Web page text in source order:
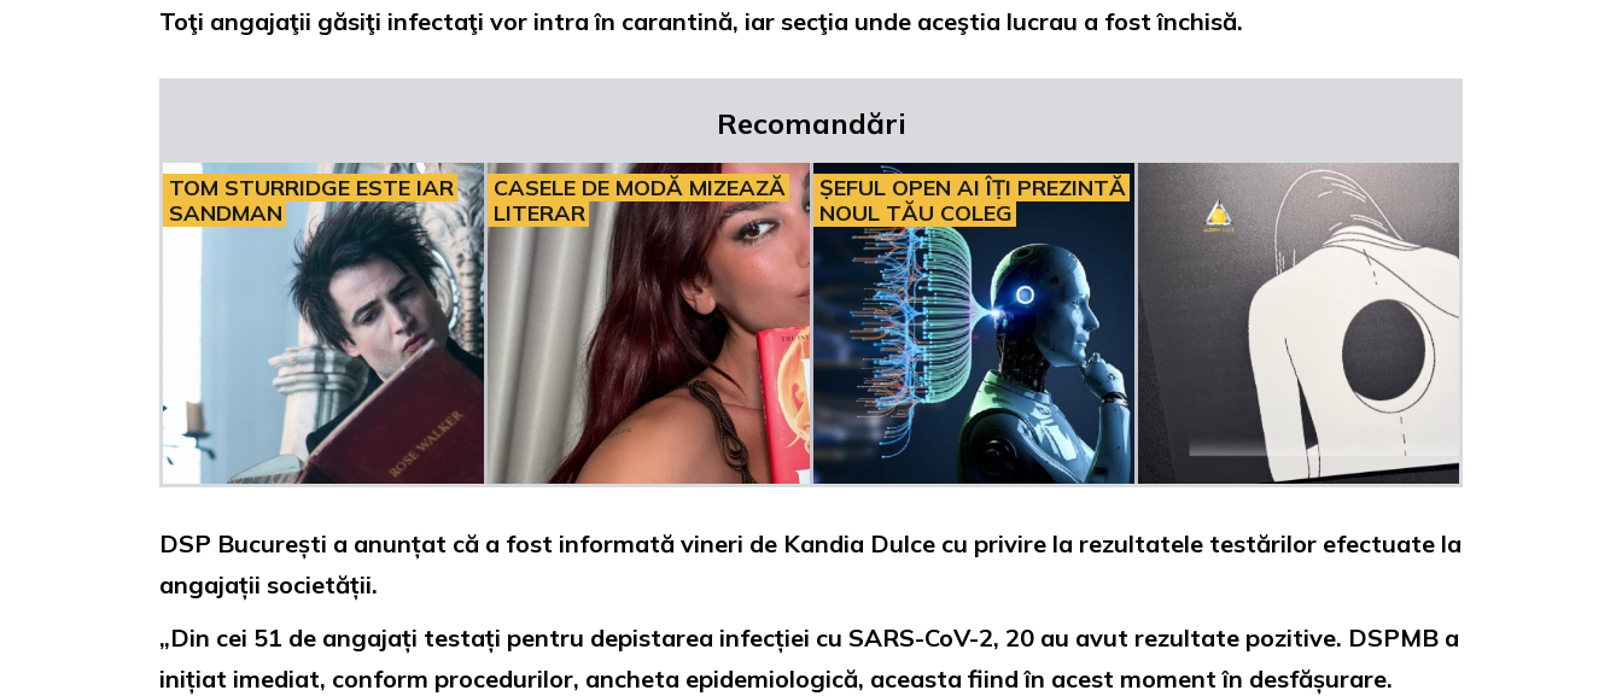
Toţi angajaţii găsiţi infectaţi vor intra în carantină, iar secţia unde aceştia lucrau a fost închisă.
Recomandări
TOM STURRIDGE ESTE IAR
SANDMAN
CASELE DE MODĂ MIZEAZĂ
LITERAR
ȘEFUL OPEN AI ÎȚI PREZINTĂ
NOUL TĂU COLEG
DSP București a anunțat că a fost informată vineri de Kandia Dulce cu privire la rezultatele testărilor efectuate la
angajații societății.
„Din cei 51 de angajați testați pentru depistarea infecției cu SARS-CoV-2, 20 au avut rezultate pozitive. DSPMB a
inițiat imediat, conform procedurilor, ancheta epidemiologică, aceasta fiind în acest moment în desfășurare.